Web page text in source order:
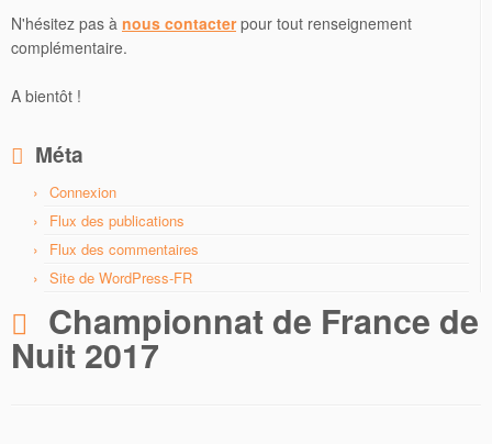
N'hésitez pas à nous contacterpour tout renseignement
complémentaire.
A bientôt !
Méta
Connexion
Flux des publications
Flux des commentaires
Site de WordPress-FR
Championnat de France de
Nuit 2017